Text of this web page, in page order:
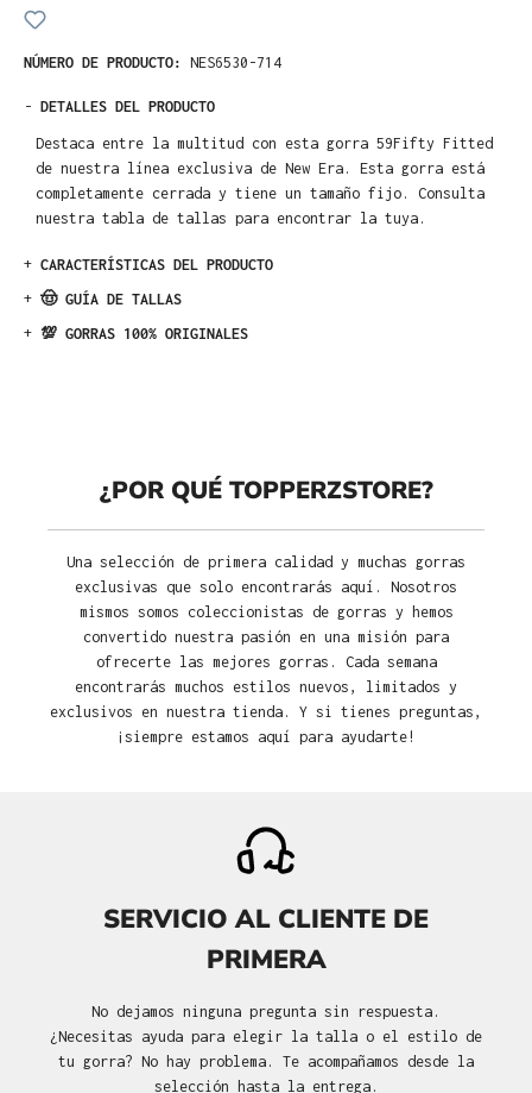
NÚMERO DE PRODUCTO: NES6530-714
- DETALLES DEL PRODUCTO
Destaca entre la multitud con esta gorra 59Fifty Fitted
de nuestra línea exclusiva de New Era. Esta gorra está
completamente cerrada y tiene un tamaño fijo. Consulta
nuestra tabla de tallas para encontrar la tuya.
+ CARACTERÍSTICAS DEL PRODUCTO
+ 🤠 GUÍA DE TALLAS
+ 💯 GORRAS 100% ORIGINALES
¿POR QUÉ TOPPERZSTORE?
Una selección de primera calidad y muchas gorras
exclusivas que solo encontrarás aquí. Nosotros
mismos somos coleccionistas de gorras y hemos
convertido nuestra pasión en una misión para
ofrecerte las mejores gorras. Cada semana
encontrarás muchos estilos nuevos, limitados y
exclusivos en nuestra tienda. Y si tienes preguntas,
¡siempre estamos aquí para ayudarte!
SERVICIO AL CLIENTE DE
PRIMERA
No dejamos ninguna pregunta sin respuesta.
¿Necesitas ayuda para elegir la talla o el estilo de
tu gorra? No hay problema. Te acompañamos desde la
selección hasta la entrega.